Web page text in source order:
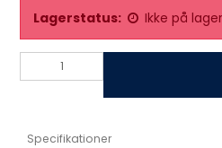
Lagerstatus: Ikke på lager
Specifikationer